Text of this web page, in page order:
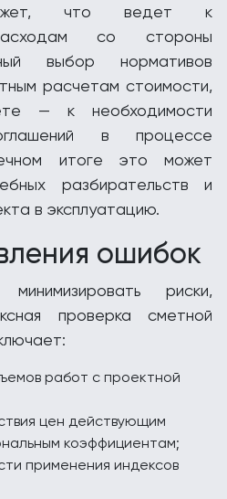
что ведет к
со стороны
выбор нормативов
расчетам стоимости,
— к необходимости
в процессе
итоге это может
разбирательств и
в эксплуатацию.
ошибок
риски,
проверка сметной
работ с проектной
цен действующим
коэффициентам;
применения индексов